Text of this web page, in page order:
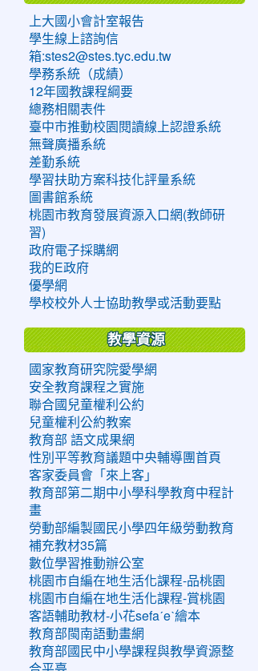
上大國小會計室報告
學生線上諮詢信
箱:stes2@stes.tyc.edu.tw
學務系統（成績）
12年國教課程綱要
總務相關表件
臺中市推動校園閱讀線上認證系統
無聲廣播系統
差勤系統
學習扶助方案科技化評量系統
圖書館系統
桃園市教育發展資源入口網(教師研
習)
政府電子採購網
我的E政府
優學網
學校校外人士協助教學或活動要點
教學資源
國家教育研究院愛學網
安全教育課程之實施
聯合國兒童權利公約
兒童權利公約教案
教育部 語文成果網
性別平等教育議題中央輔導團首頁
客家委員會「來上客」
教育部第二期中小學科學教育中程計
畫
勞動部編製國民小學四年級勞動教育
補充教材35篇
數位學習推動辦公室
桃園市自編在地生活化課程-品桃園
桃園市自編在地生活化課程-賞桃園
客語輔助教材-小花sefaˊeˋ繪本
教育部閩南語動畫網
教育部國民中小學課程與教學資源整